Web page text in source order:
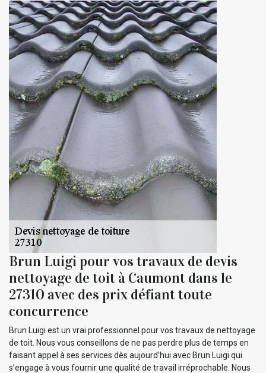
Brun Luigi pour vos travaux de devis
nettoyage de toit à Caumont dans le
27310 avec des prix défiant toute
concurrence
Brun Luigi est un vrai professionnel pour vos travaux de nettoyage
de toit. Nous vous conseillons de ne pas perdre plus de temps en
faisant appel à ses services dès aujourd’hui avec Brun Luigi qui
s’engage à vous fournir une qualité de travail irréprochable. Nous